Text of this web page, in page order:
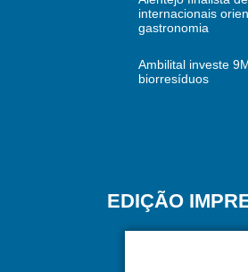
internacionais
gastronomia
Ambilital investe
biorresíduos
EDIÇÃO